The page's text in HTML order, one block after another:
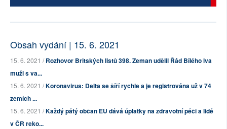
Obsah vydání | 15. 6. 2021
15. 6. 2021 /Rozhovor Britských listů 398. Zeman udělil Řád Bílého lva
muži s va...
15. 6. 2021 /Koronavirus: Delta se šíří rychle a je registrována už v 74
zemích ...
15. 6. 2021 /Každý pátý občan EU dává úplatky na zdravotní péči a lidé
v ČR reko...